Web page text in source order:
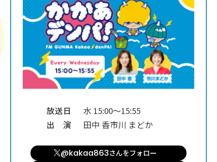
放送日
水 15:00～15:55
出 演
田中 香市川 まどか
@kakaa863さんをフォロー